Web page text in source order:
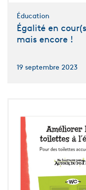
Éducation
Égalité en
mais encore !
19 septembre 2023